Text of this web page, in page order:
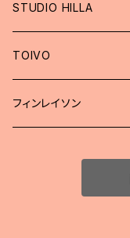
STUDIO HILLA
TOIVO
フィンレイソン